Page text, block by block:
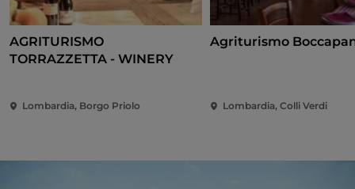
AGRITURISMO
TORRAZZETTA - WINERY
Lombardia, Borgo Priolo
Agriturismo
Lombardia, Colli Verdi